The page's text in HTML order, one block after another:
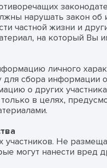
нарушать закон об
частной жизни и
на который Вы
личного
сбора информации
о других
в целях,
участников. Не
могут нанести вред